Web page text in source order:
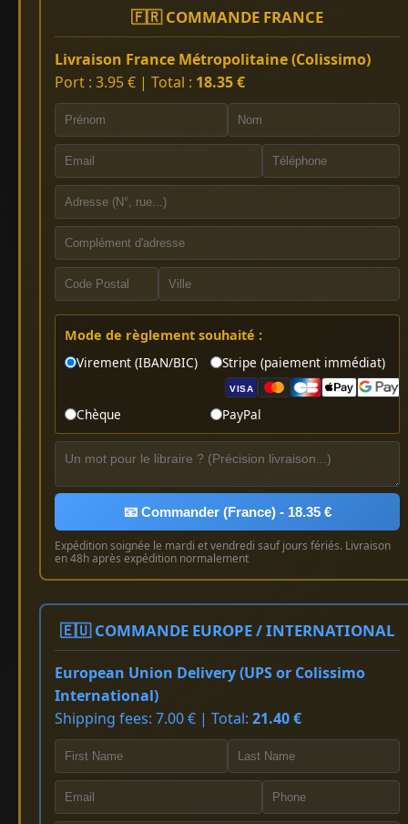
🇫🇷 COMMANDE FRANCE
Livraison France Métropolitaine (Colissimo)
Port : 3.95 € | Total : 18.35 €
Mode de règlement souhaité :
Virement (IBAN/BIC)
Stripe (paiement immédiat)
VISA
Chèque PayPal
📧 Commander (France) - 18.35 €
Expédition soignée le mardi et vendredi sauf jours fériés. Livraison
en 48h après expédition normalement
🇪🇺 COMMANDE EUROPE / INTERNATIONAL
European Union Delivery (UPS or Colissimo
International)
Shipping fees: 7.00 € | Total: 21.40 €